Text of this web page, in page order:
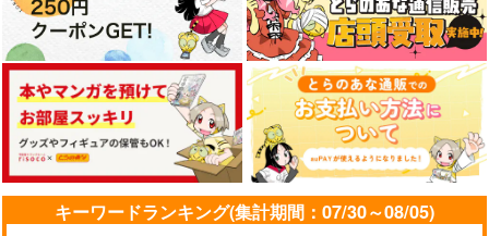
テイア
まほろば
1,240円（税込）
石神千空×あさぎりゲン
サンプル
作品詳細
千ゲ再録2024
まほろば
1,572 （税込）
石神千空×あさぎりゲン
サンプル
作品詳細
あさぎりゲンという男
最果て領域
498円（税込）
あさぎりゲン×石神千空
サンプル
作品詳細
石神千空×あさぎりゲン
サンプル
カート
サンプル
カート
サンプル
カート
キーワードランキング(集計期間：07/30～08/05)